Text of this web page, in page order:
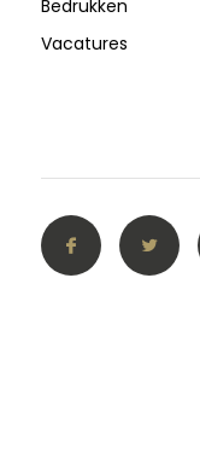
Bedrukken
Vacatures